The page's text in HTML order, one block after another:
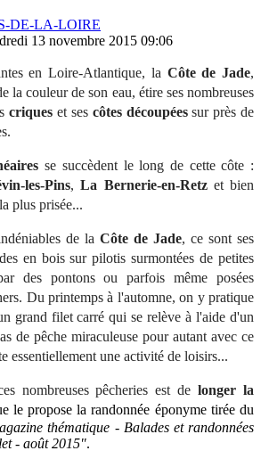
DE-LA-LOIRE
13 novembre 2015 09:06
en Loire-Atlantique, la Côte de Jade,
la couleur de son eau, étire ses nombreuses
criques et sescôtes découpéessur près de
se succèdent le long de cette côte :
les-Pins,La Bernerie-en-Retz et bien
plus prisée...
de la Côte de Jade, ce sont ses
en bois sur pilotissurmontées de petites
des pontons ou parfois même posées
Du printemps à l'automne, on y pratique
grand filet carré qui se relève à l'aide d'un
de pêche miraculeuse pour autant avec ce
essentiellement une activité de loisirs...
nombreuses pêcheries est delonger la
le propose la randonnée éponyme tirée du
thématique - Balades et randonnées
- août 2015".